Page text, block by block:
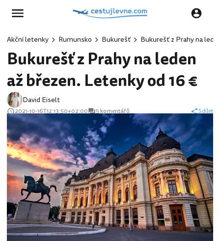
Akční letenky Rumunsko Bukurešť Bukurešť z Prahy na
Bukurešť z Prahy na leden
až březen. Letenky od 16 €
David Eiselt
2021-10-16T12:13:50+02:00 5 komentářů Sdílet